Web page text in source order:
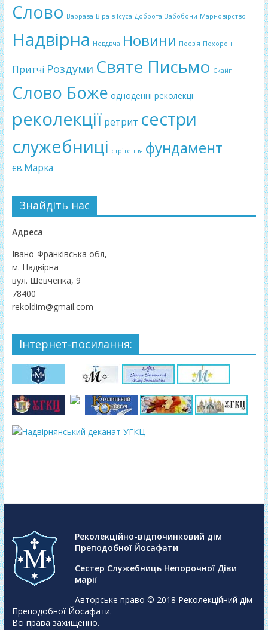
Слово Варрава Віра в Ісуса Доброта Забобони Марновірство
Надвірна Невдвча Новини Поезія Похорон
Притчі Роздуми Святе Письмо Скайп
Слово Боже одноденні реколекції
реколекції ретрит сестри
служебниці стрітення фундамент
єв.Марка
Знайдіть нас
Адреса
Івано-Франківська обл,
м. Надвірна
вул. Шевченка, 9
78400
rekoldim@gmail.com
Інтернет-посилання:
Реколекційно-відпочинковий дім
Преподобної Йосафати
Сестер Служебниць Непорочної Діви
марії
Авторське право © 2018 Реколекційний дім
Преподобної Йосафати.
Всі права захищенно.